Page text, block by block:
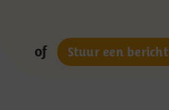
of Stuur een bericht